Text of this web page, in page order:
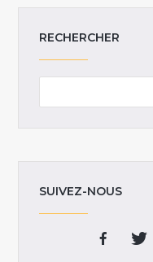
RECHERCHER
SUIVEZ-NOUS